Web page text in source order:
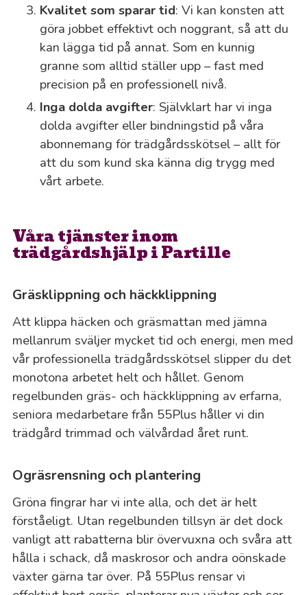
Kvalitet som sparar tid: Vi kan konsten att
göra jobbet effektivt och noggrant, så att du
kan lägga tid på annat. Som en kunnig
granne som alltid ställer upp – fast med
precision på en professionell nivå.
Inga dolda avgifter: Självklart har vi inga
dolda avgifter eller bindningstid på våra
abonnemang för trädgårdsskötsel – allt för
att du som kund ska känna dig trygg med
vårt arbete.
Våra tjänster inom
trädgårdshjälp i Partille
Gräsklippning och häckklippning
Att klippa häcken och gräsmattan med jämna
mellanrum sväljer mycket tid och energi, men med
vår professionella trädgårdsskötsel slipper du det
monotona arbetet helt och hållet. Genom
regelbunden gräs- och häckklippning av erfarna,
seniora medarbetare från 55Plus håller vi din
trädgård trimmad och välvårdad året runt.
Ogräsrensning och plantering
Gröna fingrar har vi inte alla, och det är helt
förståeligt. Utan regelbunden tillsyn är det dock
vanligt att rabatterna blir övervuxna och svåra att
hålla i schack, då maskrosor och andra oönskade
växter gärna tar över. På 55Plus rensar vi